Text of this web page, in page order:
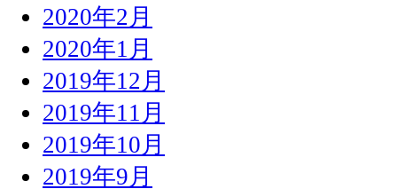
2020年2月
2020年1月
2019年12月
2019年11月
2019年10月
2019年9月